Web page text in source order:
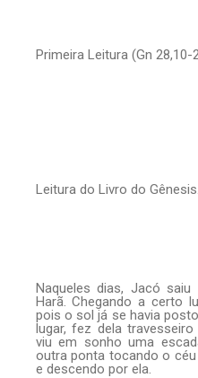
Primeira Leitura (Gn 28,10-
Leitura do Livro do Gênesis.
Naqueles dias, Jacó
Harã. Chegando a certo
pois o sol já se havia
lugar, fez dela
viu em sonho uma
outra ponta tocando o
e descendo por ela.